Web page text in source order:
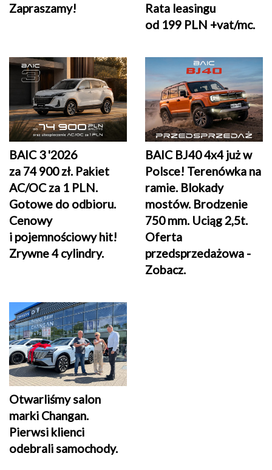
Zapraszamy!
Rata leasingu
od 199 PLN +vat/mc.
BAIC 3 '2026
za 74 900 zł. Pakiet
AC/OC za 1 PLN.
Gotowe do odbioru.
Cenowy
i pojemnościowy hit!
Zrywne 4 cylindry.
BAIC BJ40 4x4 już w
Polsce! Terenówka na
ramie. Blokady
mostów. Brodzenie
750 mm. Uciąg 2,5t.
Oferta
przedsprzedażowa -
Zobacz.
Otwarliśmy salon
marki Changan.
Pierwsi klienci
odebrali samochody.